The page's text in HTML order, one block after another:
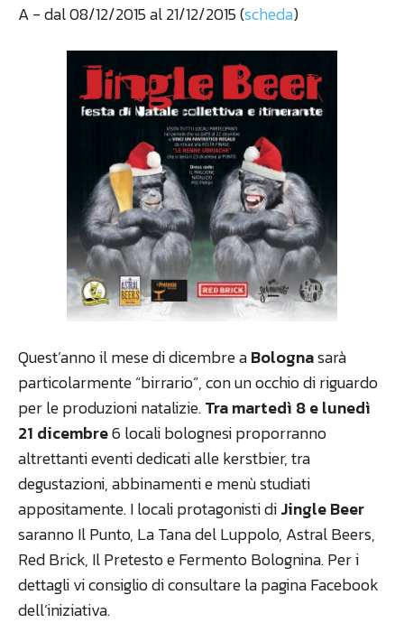
A- dal 08/12/2015 al 21/12/2015 (scheda)
Quest’anno il mese di dicembre aBolognasarà
particolarmente “birrario”, con un occhio di riguardo
per le produzioni natalizie.Tra martedì 8 e lunedì
21 dicembre6 locali bolognesi proporranno
altrettanti eventi dedicati alle kerstbier, tra
degustazioni, abbinamenti e menù studiati
appositamente. I locali protagonisti diJingle Beer
saranno Il Punto, La Tana del Luppolo, Astral Beers,
Red Brick, Il Pretesto e Fermento Bolognina. Per i
dettagli vi consiglio di consultare la pagina Facebook
dell’iniziativa.